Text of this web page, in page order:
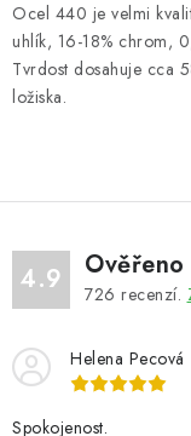
Ocel 440 je velmi
uhlík, 16-18% chrom,
Tvrdost dosahuje cca
ložiska.
4.9 726 recenzí.
Helena Pecová
Spokojenost.